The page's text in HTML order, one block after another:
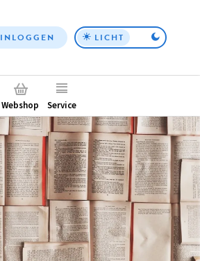
Top
INLOGGEN LICHT
Webshop Service